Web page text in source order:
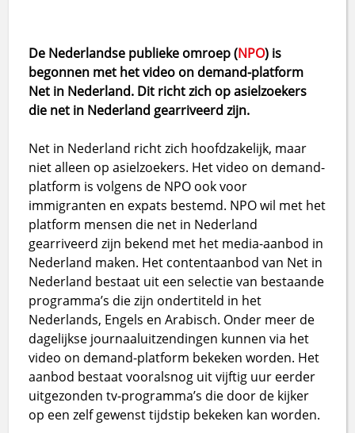
De Nederlandse publieke omroep (NPO) is
begonnen met het video on demand-platform
Net in Nederland. Dit richt zich op asielzoekers
die net in Nederland gearriveerd zijn.
Net in Nederland richt zich hoofdzakelijk, maar
niet alleen op asielzoekers. Het video on demand-
platform is volgens de NPO ook voor
immigranten en expats bestemd. NPO wil met het
platform mensen die net in Nederland
gearriveerd zijn bekend met het media-aanbod in
Nederland maken. Het contentaanbod van Net in
Nederland bestaat uit een selectie van bestaande
programma’s die zijn ondertiteld in het
Nederlands, Engels en Arabisch. Onder meer de
dagelijkse journaaluitzendingen kunnen via het
video on demand-platform bekeken worden. Het
aanbod bestaat vooralsnog uit vijftig uur eerder
uitgezonden tv-programma’s die door de kijker
op een zelf gewenst tijdstip bekeken kan worden.